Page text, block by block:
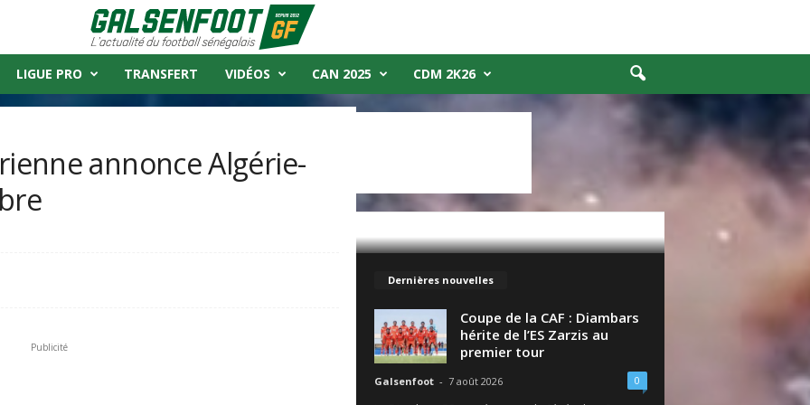
LIGUE PRO TRANSFERT VIDÉOS CAN 2025 CDM 2K26
annonce Algérie-
Publicité
Dernières nouvelles
Coupe de la CAF : Diambars
hérite de l’ES Zarzis au
premier tour
Galsenfoot - 7 août 2026 0